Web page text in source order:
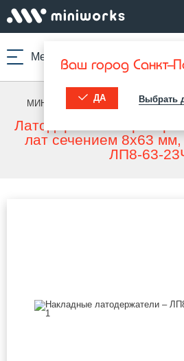
Меню Ваш город Санкт-
ДА Выбрать
МИНИВОРКС ПРО
Латодержатель
лат сечением 8х63
ЛП8-63-